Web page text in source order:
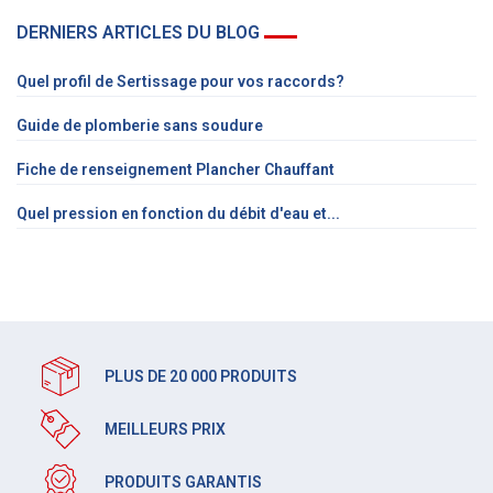
DERNIERS ARTICLES DU BLOG
Quel profil de Sertissage pour vos raccords?
Guide de plomberie sans soudure
Fiche de renseignement Plancher Chauffant
Quel pression en fonction du débit d'eau et...
PLUS DE 20 000 PRODUITS
MEILLEURS PRIX
PRODUITS GARANTIS